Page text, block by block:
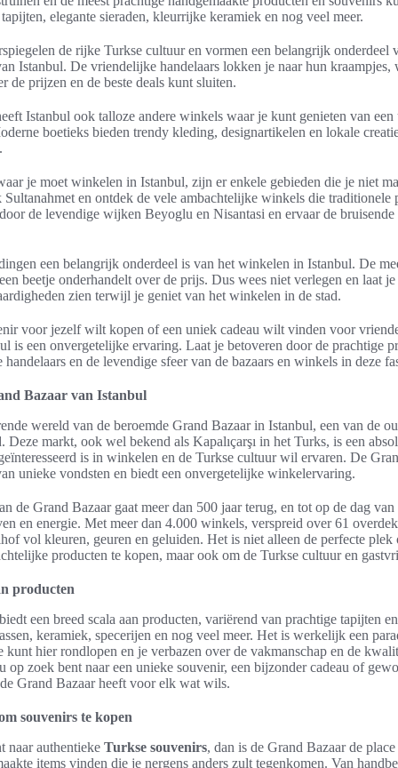
elegante sieraden, kleurrijke keramiek en nog veel meer.
de rijke Turkse cultuur en vormen een belangrijk onderdeel
Istanbul. De vriendelijke handelaars lokken je naar hun kraampjes,
de prijzen en de beste deals kunt sluiten.
Istanbul ook talloze andere winkels waar je kunt genieten van een
boetieks bieden trendy kleding, designartikelen en lokale
je moet winkelen in Istanbul, zijn er enkele gebieden die je niet
en ontdek de vele ambachtelijke winkels die traditionele
de levendige wijken Beyoglu en Nisantasi en ervaar de bruisende
een belangrijk onderdeel is van het winkelen in Istanbul. De
beetje onderhandelt over de prijs. Dus wees niet verlegen en laat je
zien terwijl je geniet van het winkelen in de stad.
voor jezelf wilt kopen of een uniek cadeau wilt vinden voor
is een onvergetelijke ervaring. Laat je betoveren door de prachtige
en de levendige sfeer van de bazaars en winkels in deze
Bazaar van Istanbul
wereld van de beroemde Grand Bazaar in Istanbul, een van de
Deze markt, ook wel bekend als Kapalıçarşı in het Turks, is een
is in winkelen en de Turkse cultuur wil ervaren. De
unieke vondsten en biedt een onvergetelijke winkelervaring.
de Grand Bazaar gaat meer dan 500 jaar terug, en tot op de dag
en energie. Met meer dan 4.000 winkels, verspreid over 61
vol kleuren, geuren en geluiden. Het is niet alleen de perfecte plek
producten te kopen, maar ook om de Turkse cultuur en
producten
een breed scala aan producten, variërend van prachtige tapijten
keramiek, specerijen en nog veel meer. Het is werkelijk een
kunt hier rondlopen en je verbazen over de vakmanschap en de
op zoek bent naar een unieke souvenir, een bijzonder cadeau of
Grand Bazaar heeft voor elk wat wils.
souvenirs te kopen
naar authentieke Turkse souvenirs, dan is de Grand Bazaar de
items vinden die je nergens anders zult tegenkomen. Van